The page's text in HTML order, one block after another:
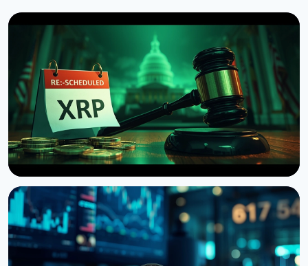
Сенат США відклав голосування по Clarity Act до
вересня
7 серпня 2026 р.4 хв читання